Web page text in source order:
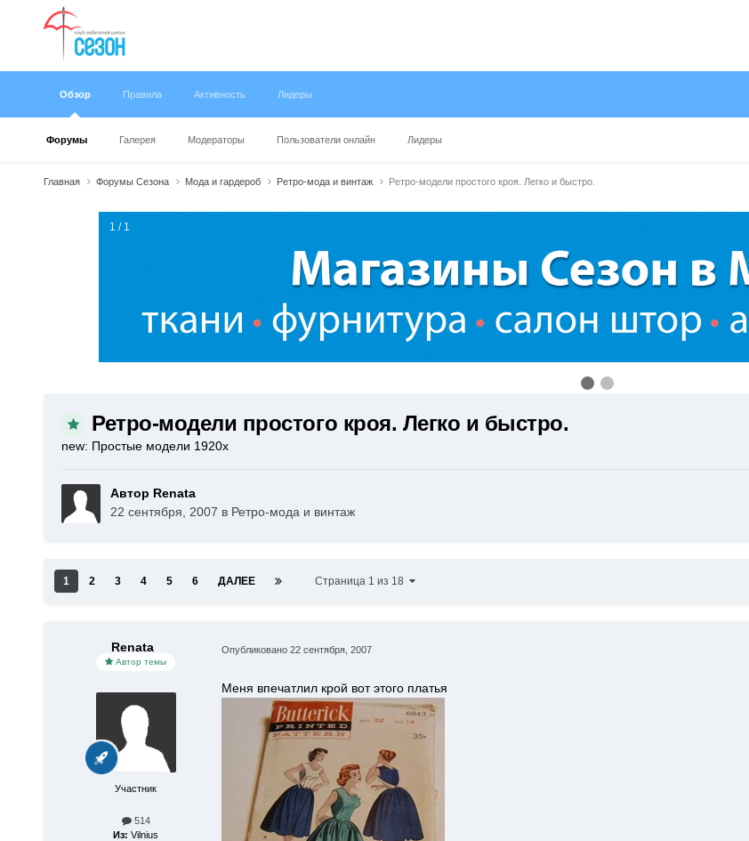
Обзор
Форумы Галерея Модераторы Пользователи онлайн Лидеры
Правила Активность Лидеры
Главная Форумы Сезона Мода и гардероб Ретро-мода и винтаж Ретро-модели простого кроя. Легко и быстро.
1 / 1
Ретро-модели простого кроя. Легко и быстро.
new: Простые модели 1920х
Автор Renata
22 сентября, 2007 в Ретро-мода и винтаж
1 2 3 4 5 6 ДАЛЕЕ Страница 1 из 18
Renata
Автор темы
Участник
514
Из: Vilnius
Опубликовано 22 сентября, 2007
Меня впечатлил крой вот этого платья